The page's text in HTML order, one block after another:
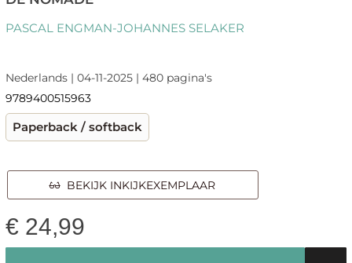
PASCAL ENGMAN-JOHANNES SELAKER
Nederlands | 04-11-2025 | 480 pagina's
9789400515963
Paperback / softback
BEKIJK INKIJKEXEMPLAAR
€ 24,99